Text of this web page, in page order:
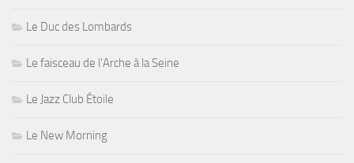
Le Duc des Lombards
Le faisceau de l'Arche à la Seine
Le Jazz Club Étoile
Le New Morning